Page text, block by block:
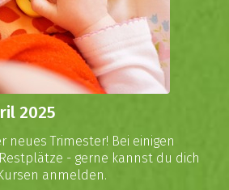
2025
neues Trimester! Bei einigen
- gerne kannst du dich
anmelden.